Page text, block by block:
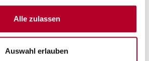
Alle zulassen
Auswahl erlauben